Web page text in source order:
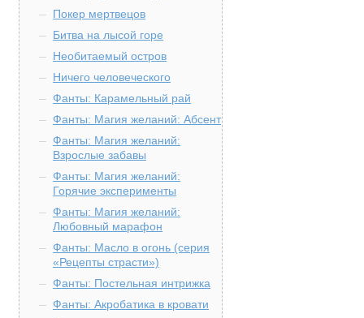
Покер мертвецов
Битва на лысой горе
Необитаемый остров
Ничего человеческого
Фанты: Карамельный рай
Фанты: Магия желаний: Абсент
Фанты: Магия желаний:
Взрослые забавы
Фанты: Магия желаний:
Горячие эксперименты
Фанты: Магия желаний:
Любовный марафон
Фанты: Масло в огонь (серия
«Рецепты страсти»)
Фанты: Постельная интрижка
Фанты: Акробатика в кровати